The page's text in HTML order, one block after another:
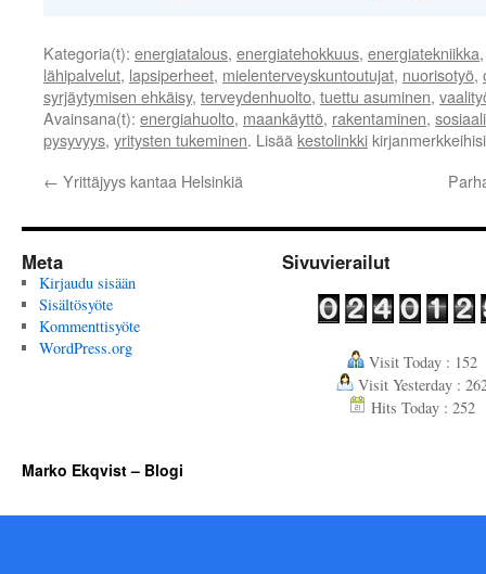
Kategoria(t): energiatalous, energiatehokkuus, energiatekniikka
lähipalvelut, lapsiperheet, mielenterveyskuntoutujat, nuorisotyö,
syrjäytymisen ehkäisy, terveydenhuolto, tuettu asuminen,
Avainsana(t): energiahuolto, maankäyttö, rakentaminen,
pysyvyys, yritysten tukeminen. Lisää kestolinkki
← Yrittäjyys kantaa Helsinkiä
Meta
Kirjaudu sisään
Sisältösyöte
Kommenttisyöte
WordPress.org
Sivuvierailut
Visit Today : 152
Visit Yesterday :
Hits Today : 252
Marko Ekqvist – Blogi